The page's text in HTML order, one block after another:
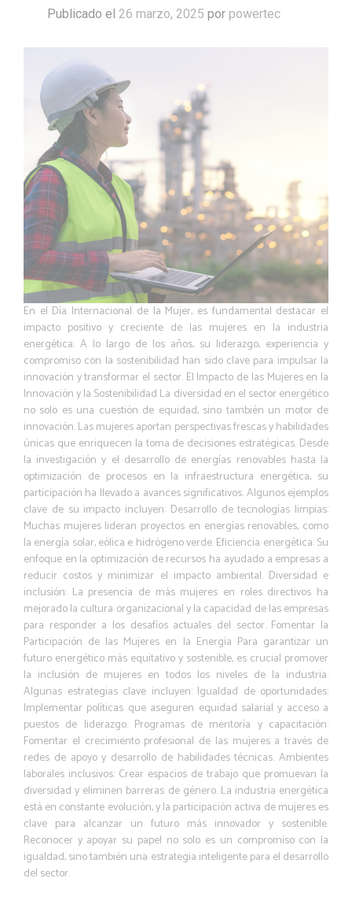
Publicado el 26 marzo, 2025 por powertec
En el Día Internacional de la Mujer, es fundamental destacar el
impacto positivo y creciente de las mujeres en la industria
energética. A lo largo de los años, su liderazgo, experiencia y
compromiso con la sostenibilidad han sido clave para impulsar la
innovación y transformar el sector. El Impacto de las Mujeres en la
Innovación y la Sostenibilidad La diversidad en el sector energético
no solo es una cuestión de equidad, sino también un motor de
innovación. Las mujeres aportan perspectivas frescas y habilidades
únicas que enriquecen la toma de decisiones estratégicas. Desde
la investigación y el desarrollo de energías renovables hasta la
optimización de procesos en la infraestructura energética, su
participación ha llevado a avances significativos. Algunos ejemplos
clave de su impacto incluyen: Desarrollo de tecnologías limpias:
Muchas mujeres lideran proyectos en energías renovables, como
la energía solar, eólica e hidrógeno verde. Eficiencia energética: Su
enfoque en la optimización de recursos ha ayudado a empresas a
reducir costos y minimizar el impacto ambiental. Diversidad e
inclusión: La presencia de más mujeres en roles directivos ha
mejorado la cultura organizacional y la capacidad de las empresas
para responder a los desafíos actuales del sector. Fomentar la
Participación de las Mujeres en la Energía Para garantizar un
futuro energético más equitativo y sostenible, es crucial promover
la inclusión de mujeres en todos los niveles de la industria.
Algunas estrategias clave incluyen: Igualdad de oportunidades:
Implementar políticas que aseguren equidad salarial y acceso a
puestos de liderazgo. Programas de mentoría y capacitación:
Fomentar el crecimiento profesional de las mujeres a través de
redes de apoyo y desarrollo de habilidades técnicas. Ambientes
laborales inclusivos: Crear espacios de trabajo que promuevan la
diversidad y eliminen barreras de género. La industria energética
está en constante evolución, y la participación activa de mujeres es
clave para alcanzar un futuro más innovador y sostenible.
Reconocer y apoyar su papel no solo es un compromiso con la
igualdad, sino también una estrategia inteligente para el desarrollo
del sector.